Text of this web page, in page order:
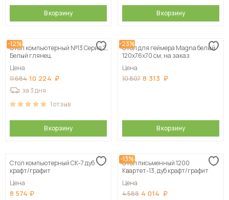
В корзину В корзину
-12%
Стол компьютерный №13 Серия 2,
Белый глянец
Цена
11 684 10 224
за 3 дня
1отзыв
В корзину
-23%
Стол для геймера Magna белый
120х76х70 см, на заказ
Цена
10 807 8 313
В корзину
Стол компьютерный СК-7 дуб
крафт/графит
Цена
8 574
-13%
Стол письменный 1200
Квартет-13, дуб крафт/графит
Цена
4 588 4 014